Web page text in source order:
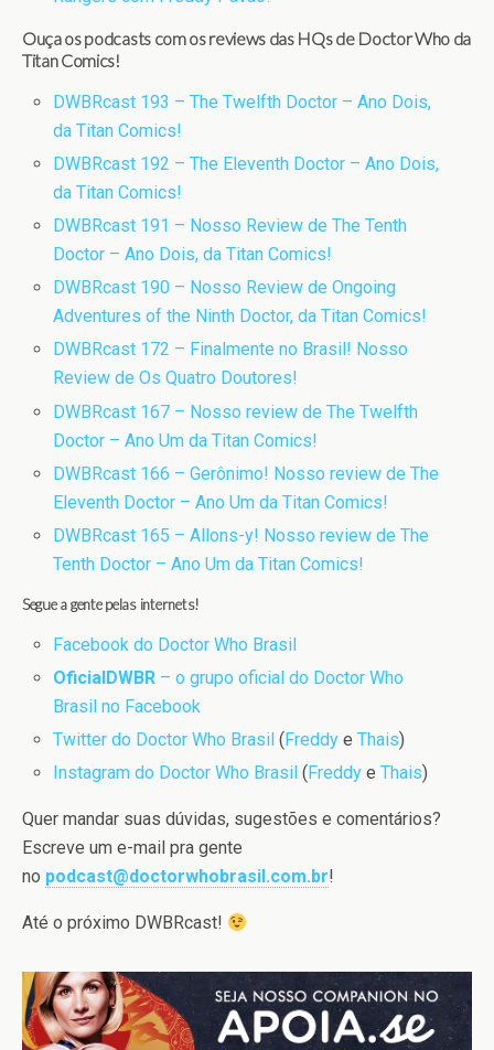
Ouça os podcasts com os reviews das HQs de Doctor Who da
Titan Comics!
DWBRcast 193 – The Twelfth Doctor – Ano Dois,
da Titan Comics!
DWBRcast 192 – The Eleventh Doctor – Ano Dois,
da Titan Comics!
DWBRcast 191 – Nosso Review de The Tenth
Doctor – Ano Dois, da Titan Comics!
DWBRcast 190 – Nosso Review de Ongoing
Adventures of the Ninth Doctor, da Titan Comics!
DWBRcast 172 – Finalmente no Brasil! Nosso
Review de Os Quatro Doutores!
DWBRcast 167 – Nosso review de The Twelfth
Doctor – Ano Um da Titan Comics!
DWBRcast 166 – Gerônimo! Nosso review de The
Eleventh Doctor – Ano Um da Titan Comics!
DWBRcast 165 – Allons-y! Nosso review de The
Tenth Doctor – Ano Um da Titan Comics!
Segue a gente pelas internets!
Facebook do Doctor Who Brasil
OficialDWBR – o grupo oficial do Doctor Who
Brasil no Facebook
Twitter do Doctor Who Brasil ( Freddy eThais)
Instagram do Doctor Who Brasil ( Freddy eThais)
Quer mandar suas dúvidas, sugestões e comentários?
Escreve um e-mail pra gente
no podcast@doctorwhobrasil.com.br!
Até o próximo DWBRcast!